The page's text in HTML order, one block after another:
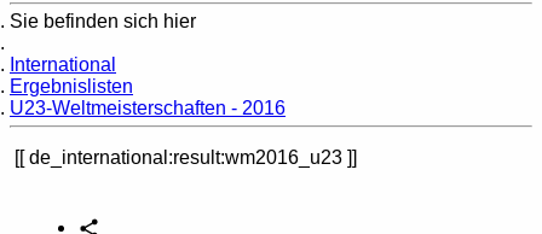
Sie befinden sich hier
International
Ergebnislisten
U23-Weltmeisterschaften - 2016
de_international:result:wm2016_u23